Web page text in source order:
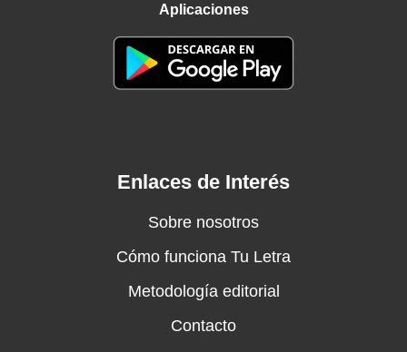
Aplicaciones
Enlaces de Interés
Sobre nosotros
Cómo funciona Tu Letra
Metodología editorial
Contacto